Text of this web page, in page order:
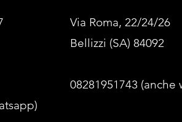
Via Roma, 22/24/26
Bellizzi (SA) 84092
08281951743 (anche